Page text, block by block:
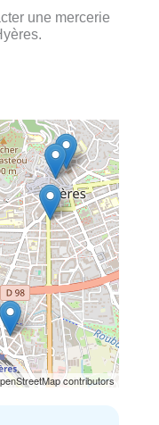
une mercerie
contributors